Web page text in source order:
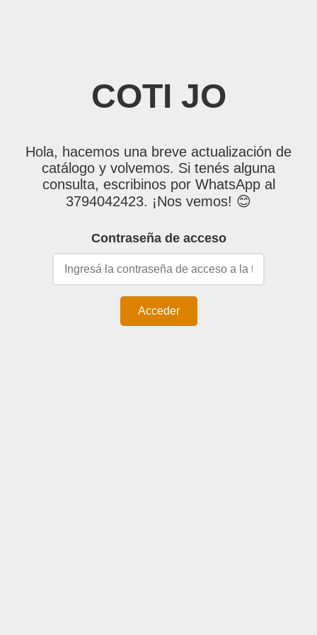
COTI JO
Hola, hacemos una breve actualización de
catálogo y volvemos. Si tenés alguna
consulta, escribinos por WhatsApp al
3794042423. ¡Nos vemos! 😊
Contraseña de acceso
Acceder